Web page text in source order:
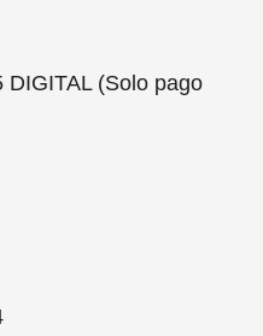
DIGITAL (Solo pago